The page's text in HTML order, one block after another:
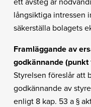
långsiktiga intressen
säkerställa bolagets
Framläggande av
godkännande (punkt
Styrelsen föreslår att
godkännande av
enligt 8 kap. 53 a §